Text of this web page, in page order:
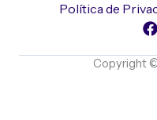
Política de
Copyright